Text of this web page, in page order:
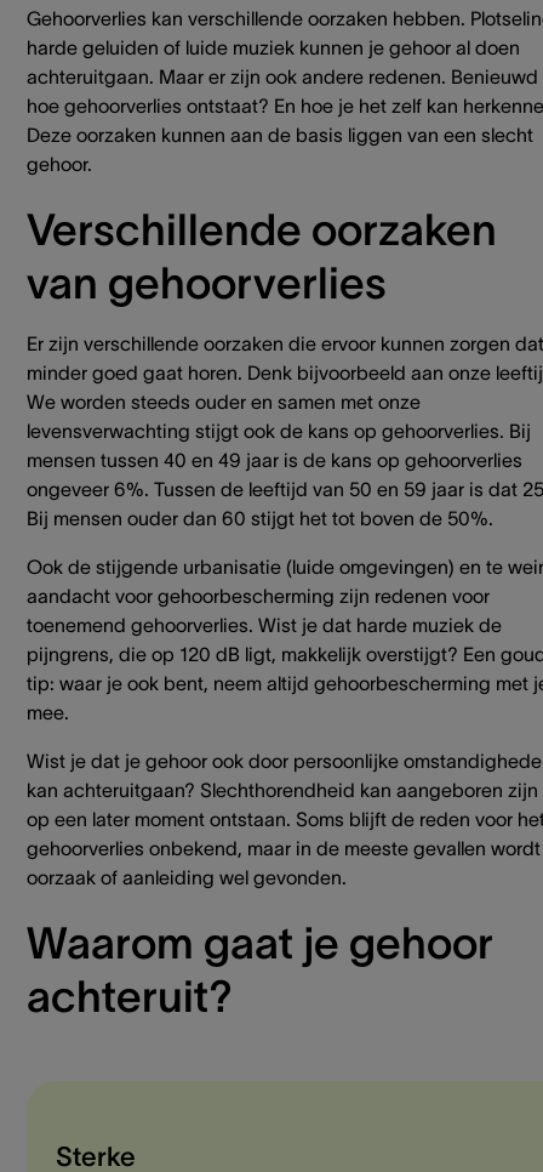
Gehoorverlies kan verschillende oorzaken hebben.
harde geluiden of luide muziek kunnen je gehoor al doen
achteruitgaan. Maar er zijn ook andere redenen. Benieuwd
hoe gehoorverlies ontstaat? En hoe je het zelf kan
Deze oorzaken kunnen aan de basis liggen van een slecht
gehoor.
Verschillende oorzaken
van gehoorverlies
Er zijn verschillende oorzaken die ervoor kunnen zorgen
minder goed gaat horen. Denk bijvoorbeeld aan onze
We worden steeds ouder en samen met onze
levensverwachting stijgt ook de kans op gehoorverlies. Bij
mensen tussen 40 en 49 jaar is de kans op gehoorverlies
ongeveer 6%. Tussen de leeftijd van 50 en 59 jaar is dat
Bij mensen ouder dan 60 stijgt het tot boven de 50%.
Ook de stijgende urbanisatie (luide omgevingen) en te
aandacht voor gehoorbescherming zijn redenen voor
toenemend gehoorverlies. Wist je dat harde muziek de
pijngrens, die op 120 dB ligt, makkelijk overstijgt? Een
tip: waar je ook bent, neem altijd gehoorbescherming met
mee.
Wist je dat je gehoor ook door persoonlijke
kan achteruitgaan? Slechthorendheid kan aangeboren zijn
op een later moment ontstaan. Soms blijft de reden voor
gehoorverlies onbekend, maar in de meeste gevallen
oorzaak of aanleiding wel gevonden.
Waarom gaat je gehoor
achteruit?
Sterke